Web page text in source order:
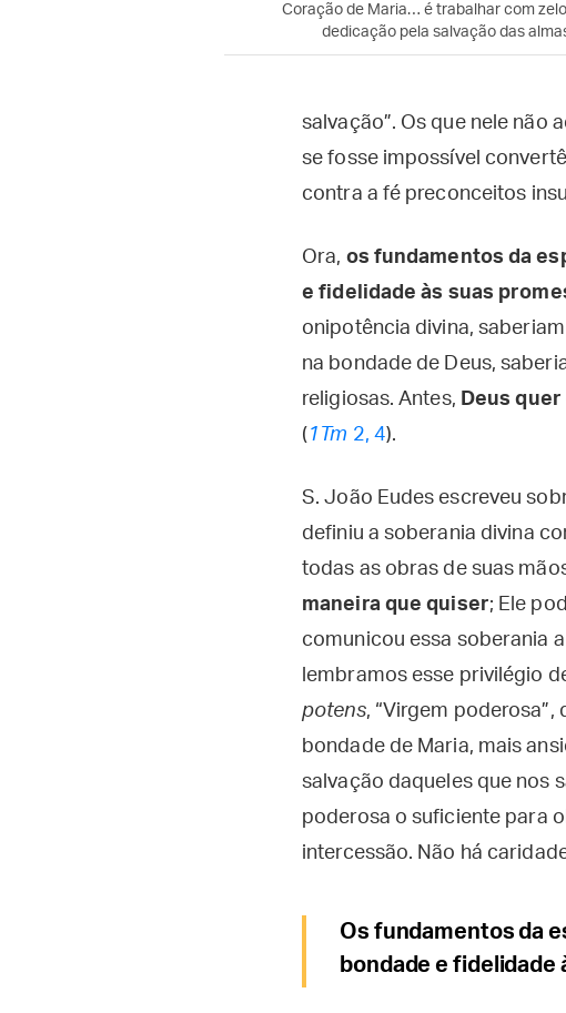
Coração de Maria… é trabalhar com
dedicação pela salvação das
salvação”. Os que nele
se fosse impossível
contra a fé preconceitos
Ora, os fundamentos da
e fidelidade às suas
onipotência divina,
na bondade de Deus,
religiosas. Antes, Deus
( 1Tm 2, 4).
S. João Eudes escreveu
definiu a soberania divina
todas as obras de suas
maneira que quiser; Ele
comunicou essa soberania
lembramos esse privilégio
potens, “Virgem
bondade de Maria, mais
salvação daqueles que nos
poderosa o suficiente para
intercessão. Não há
Os fundamentos da
bondade e fidelidade